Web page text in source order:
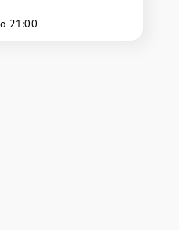
21:00